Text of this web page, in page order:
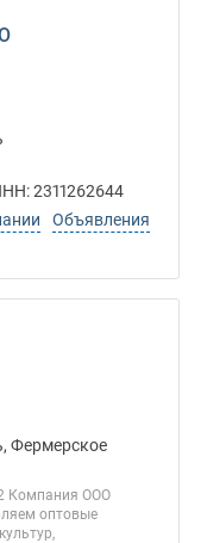
2311262644
Объявления
Фермерское
Компания ООО
оптовые